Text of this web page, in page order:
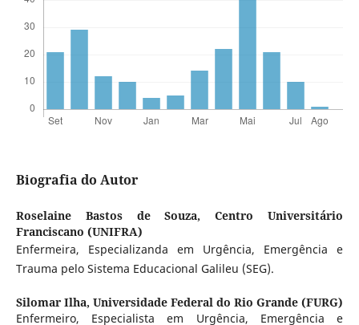
Biografia do Autor
Roselaine Bastos de Souza,Centro Universitário
Franciscano (UNIFRA)
Enfermeira, Especializanda em Urgência, Emergência e
Trauma pelo Sistema Educacional Galileu (SEG).
Silomar Ilha, Universidade Federal do Rio Grande (FURG)
Enfermeiro, Especialista em Urgência, Emergência e